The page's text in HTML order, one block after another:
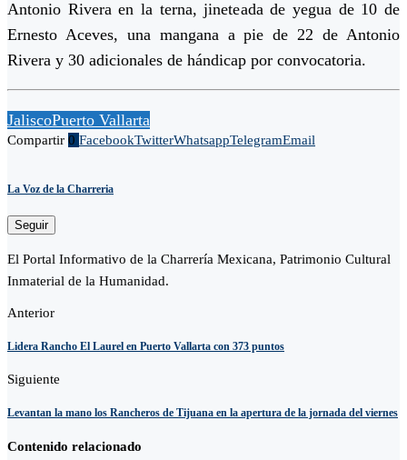
Antonio Rivera en la terna, jineteada de yegua de 10 de
Ernesto Aceves, una mangana a pie de 22 de Antonio
Rivera y 30 adicionales de hándicap por convocatoria.
JaliscoPuerto Vallarta
Compartir 0 FacebookTwitterWhatsappTelegramEmail
La Voz de la Charreria
Seguir
El Portal Informativo de la Charrería Mexicana, Patrimonio Cultural
Inmaterial de la Humanidad.
Anterior
Lidera Rancho El Laurel en Puerto Vallarta con 373 puntos
Siguiente
Levantan la mano los Rancheros de Tijuana en la apertura de la jornada del viernes
Contenido relacionado